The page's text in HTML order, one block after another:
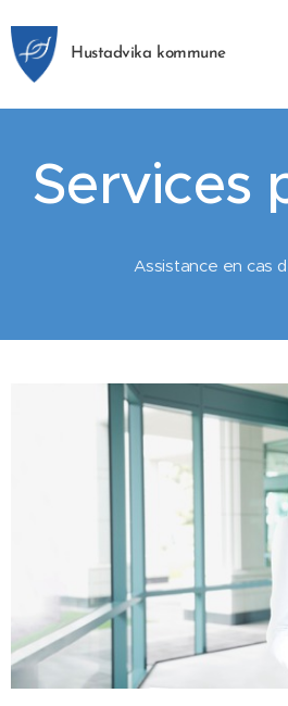
Hustadvika kommune
Services
Assistance en cas